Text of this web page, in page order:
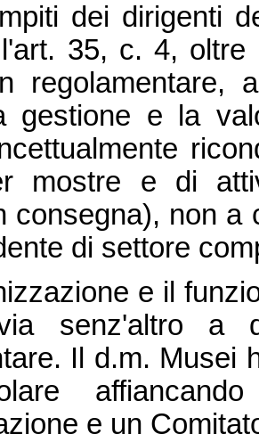
dei dirigenti
35, c. 4,
regolamentare,
gestione e la
mostre e di
consegna), non
di settore
e il
senz'altro a
Il d.m. Musei
e un